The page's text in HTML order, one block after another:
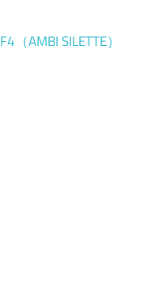
（AMBI SILETTE）